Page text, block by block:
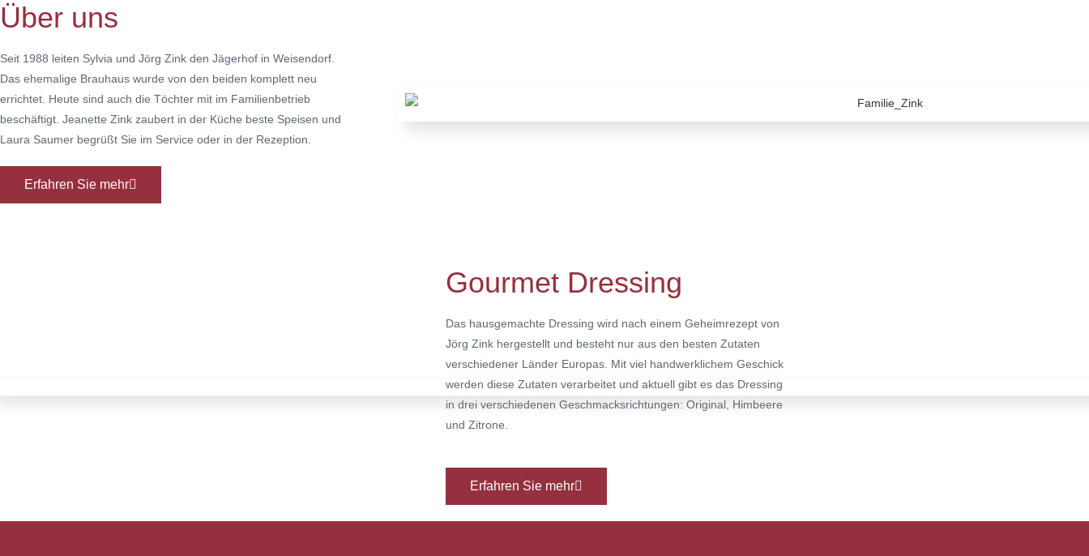
Über uns
Seit 1988 leiten Sylvia und Jörg Zink den Jägerhof in Weisendorf.
Das ehemalige Brauhaus wurde von den beiden komplett neu
errichtet. Heute sind auch die Töchter mit im Familienbetrieb
beschäftigt. Jeanette Zink zaubert in der Küche beste Speisen und
Laura Saumer begrüßt Sie im Service oder in der Rezeption.
Erfahren Sie mehr
Gourmet Dressing
Das hausgemachte Dressing wird nach einem Geheimrezept von
Jörg Zink hergestellt und besteht nur aus den besten Zutaten
verschiedener Länder Europas. Mit viel handwerklichem Geschick
werden diese Zutaten verarbeitet und aktuell gibt es das Dressing
in drei verschiedenen Geschmacksrichtungen: Original, Himbeere
und Zitrone.
Erfahren Sie mehr